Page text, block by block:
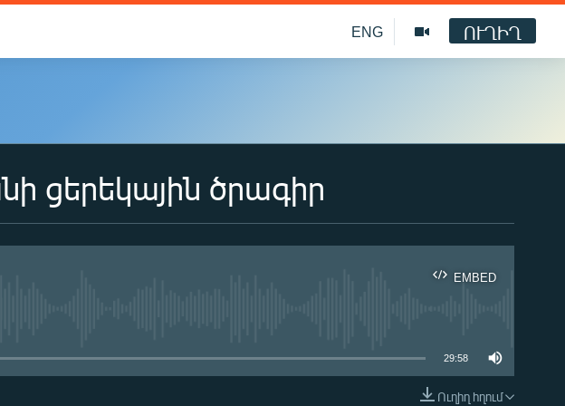
ENG ՈՒՂԻՂ
ցերեկային ծրագիր
EMBED
29:58
Ուղիղ հղում